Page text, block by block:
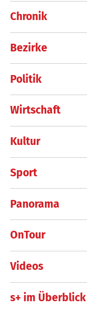
Chronik
Bezirke
Politik
Wirtschaft
Kultur
Sport
Panorama
OnTour
Videos
s+ im Überblick